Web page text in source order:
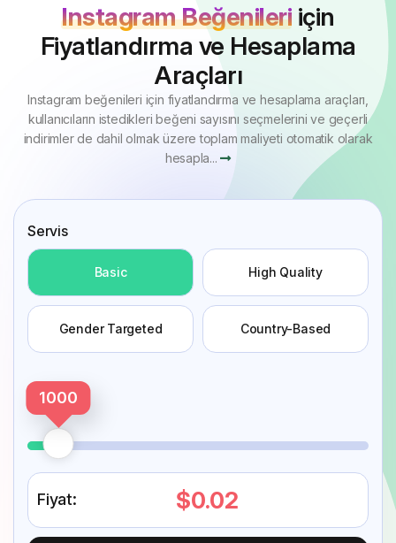
Instagram Beğenileri için
Fiyatlandırma ve Hesaplama
Araçları
Instagram beğenileri için fiyatlandırma ve hesaplama araçları,
kullanıcıların istedikleri beğeni sayısını seçmelerini ve geçerli
indirimler de dahil olmak üzere toplam maliyeti otomatik olarak
hesapla...
Servis
Basic High Quality
Gender Targeted Country-Based
1000
Fiyat: $0.02